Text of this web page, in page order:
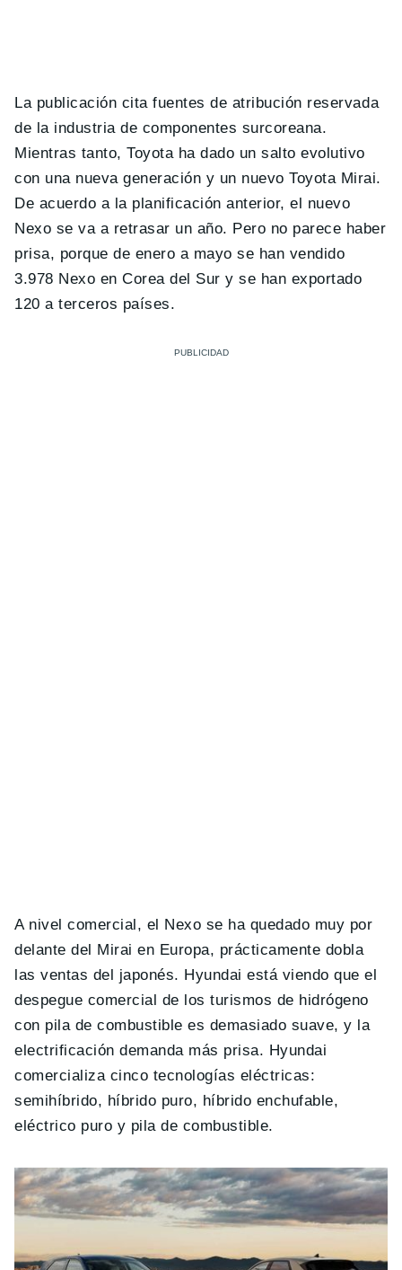
La publicación cita fuentes de atribución reservada
de la industria de componentes surcoreana.
Mientras tanto, Toyota ha dado un salto evolutivo
con una nueva generación y un nuevo Toyota Mirai.
De acuerdo a la planificación anterior, el nuevo
Nexo se va a retrasar un año. Pero no parece haber
prisa, porque de enero a mayo se han vendido
3.978 Nexo en Corea del Sur y se han exportado
120 a terceros países.
A nivel comercial, el Nexo se ha quedado muy por
delante del Mirai en Europa, prácticamente dobla
las ventas del japonés. Hyundai está viendo que el
despegue comercial de los turismos de hidrógeno
con pila de combustible es demasiado suave, y la
electrificación demanda más prisa. Hyundai
comercializa cinco tecnologías eléctricas:
semihíbrido, híbrido puro, híbrido enchufable,
eléctrico puro y pila de combustible.